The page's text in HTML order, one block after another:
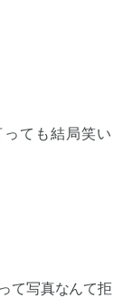
ても結局笑い
て写真なんて拒